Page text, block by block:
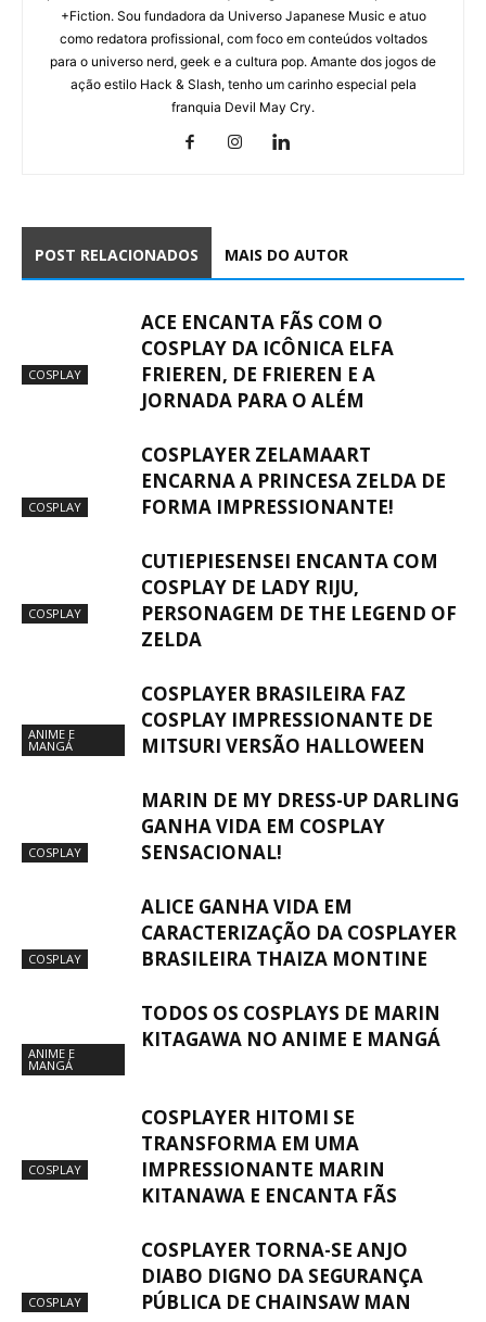
+Fiction. Sou fundadora da Universo Japanese Music e atuo
como redatora profissional, com foco em conteúdos voltados
para o universo nerd, geek e a cultura pop. Amante dos jogos de
ação estilo Hack & Slash, tenho um carinho especial pela
franquia Devil May Cry.
POST RELACIONADOS MAIS DO AUTOR
COSPLAY
ACE ENCANTA FÃS COM O
COSPLAY DA ICÔNICA ELFA
FRIEREN, DE FRIEREN E A
JORNADA PARA O ALÉM
COSPLAY
COSPLAYER ZELAMAART
ENCARNA A PRINCESA ZELDA DE
FORMA IMPRESSIONANTE!
COSPLAY
CUTIEPIESENSEI ENCANTA COM
COSPLAY DE LADY RIJU,
PERSONAGEM DE THE LEGEND OF
ZELDA
ANIME E
MANGÁ
COSPLAYER BRASILEIRA FAZ
COSPLAY IMPRESSIONANTE DE
MITSURI VERSÃO HALLOWEEN
COSPLAY
MARIN DE MY DRESS-UP DARLING
GANHA VIDA EM COSPLAY
SENSACIONAL!
COSPLAY
ALICE GANHA VIDA EM
CARACTERIZAÇÃO DA COSPLAYER
BRASILEIRA THAIZA MONTINE
ANIME E
MANGÁ
TODOS OS COSPLAYS DE MARIN
KITAGAWA NO ANIME E MANGÁ
COSPLAY
COSPLAYER HITOMI SE
TRANSFORMA EM UMA
IMPRESSIONANTE MARIN
KITANAWA E ENCANTA FÃS
COSPLAY
COSPLAYER TORNA-SE ANJO
DIABO DIGNO DA SEGURANÇA
PÚBLICA DE CHAINSAW MAN